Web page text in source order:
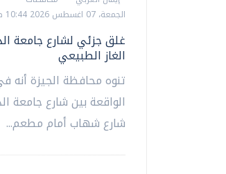
الجمعة، 07 اغسطس 2026 10:44 ص
الغاز الطبيعي
تنوه محافظة الجيزة أنه
الواقعة بين شارع جامعة
شارع شهاب أمام مطعم...